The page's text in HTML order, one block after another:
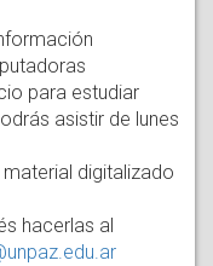
para estudiar
asistir de lunes
digitalizado
hacerlas al